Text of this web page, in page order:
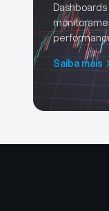
Saiba mais